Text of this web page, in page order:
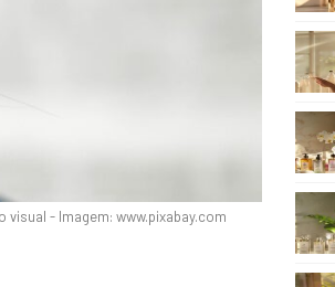
- Imagem: www.pixabay.com